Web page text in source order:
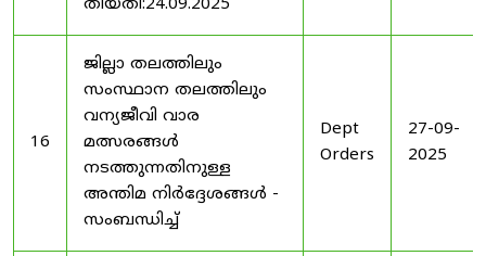
തീയതി:24.09.2025
16
ജില്ലാ തലത്തിലും
സംസ്ഥാന തലത്തിലും
വന്യജീവി വാര
മത്സരങ്ങൾ
നടത്തുന്നതിനുള്ള
അന്തിമ നിർദ്ദേശങ്ങൾ -
സംബന്ധിച്ച്
Dept
Orders
27-09-
2025